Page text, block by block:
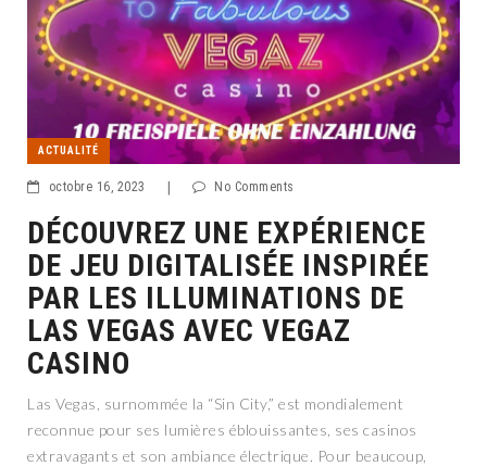
ACTUALITÉ
octobre 16, 2023 No Comments
DÉCOUVREZ UNE EXPÉRIENCE
DE JEU DIGITALISÉE INSPIRÉE
PAR LES ILLUMINATIONS DE
LAS VEGAS AVEC VEGAZ
CASINO
Las Vegas, surnommée la “Sin City,” est mondialement
reconnue pour ses lumières éblouissantes, ses casinos
extravagants et son ambiance électrique. Pour beaucoup,